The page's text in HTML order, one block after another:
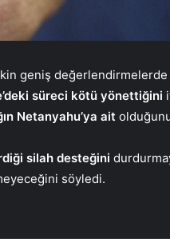
geniş değerlendirmelerde
süreci kötü yönettiğini
Netanyahu’ya ait
silah desteğini
söyledi.